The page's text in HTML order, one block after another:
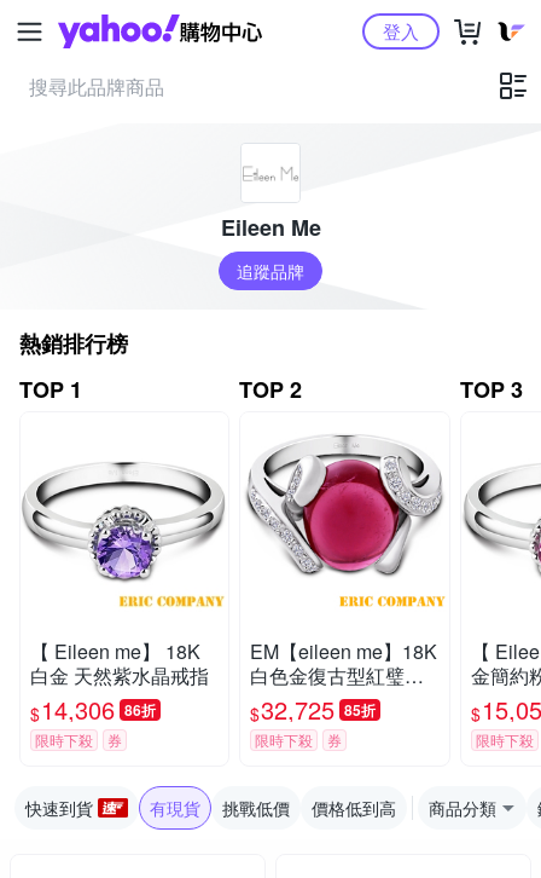
Yahoo購物中心登入
Eileen Me
追蹤品牌
熱銷排行榜
TOP 1
【 Eileen me】 18K
白金 天然紫水晶戒指
$14,306 86折
限時下殺 券
TOP 2
EM【eileen me】18K
白色金復古型紅璧璽
鑽戒
$32,725 85折
限時下殺 券
TOP 3
【
金簡約
$
限時下殺
快速到貨 有現貨 挑戰低價 價格低到高 商品分類